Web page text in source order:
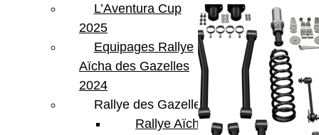
L’Aventura Cup
2025
Equipages Rallye
Aïcha des Gazelles
2024
Rallye des Gazelles
Rallye Aïcha des